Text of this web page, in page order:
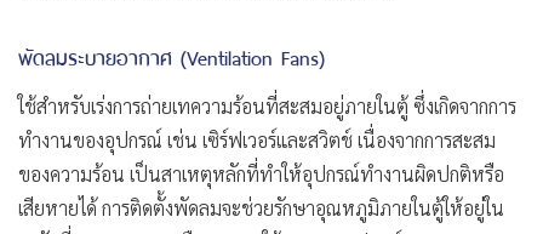
พัดลมระบายอากาศ (Ventilation Fans)
ใช้สำหรับเร่งการถ่ายเทความร้อนที่สะสมอยู่ภายในตู้ ซึ่งเกิดจากการ
ทำงานของอุปกรณ์ เช่น เซิร์ฟเวอร์และสวิตช์ เนื่องจากการสะสม
ของความร้อน เป็นสาเหตุหลักที่ทำให้อุปกรณ์ทำงานผิดปกติหรือ
เสียหายได้ การติดตั้งพัดลมจะช่วยรักษาอุณหภูมิภายในตู้ให้อยู่ใน